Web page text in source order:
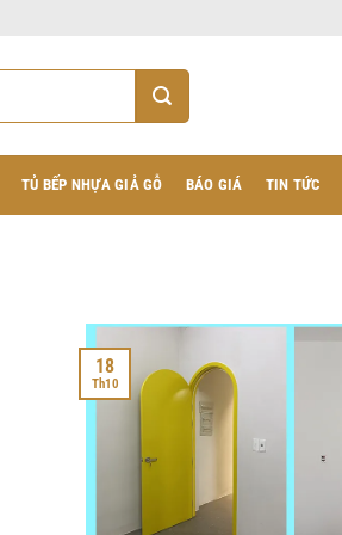
TỦ BẾP NHỰA GIẢ GỖ BÁO GIÁ TIN TỨC
18
Th10